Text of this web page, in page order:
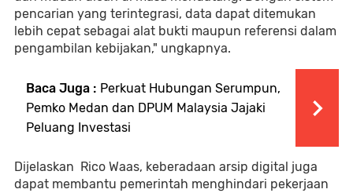
pencarian yang terintegrasi, data dapat ditemukan
lebih cepat sebagai alat bukti maupun referensi dalam
pengambilan kebijakan," ungkapnya.
Baca Juga : Perkuat Hubungan Serumpun,
Pemko Medan dan DPUM Malaysia Jajaki
Peluang Investasi
Dijelaskan Rico Waas, keberadaan arsip digital juga
dapat membantu pemerintah menghindari pekerjaan